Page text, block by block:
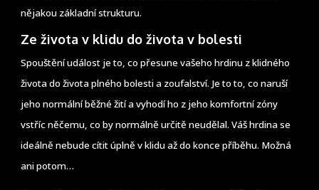
nějakou základní strukturu.
Ze života v klidu do života v bolesti
Spouštění událost je to, co přesune vašeho hrdinu z klidného
života do života plného bolesti a zoufalství. Je to to, co naruší
jeho normální běžné žití a vyhodí ho z jeho komfortní zóny
vstříc něčemu, co by normálně určitě neudělal. Váš hrdina se
ideálně nebude cítit úplně v klidu až do konce příběhu. Možná
ani potom…